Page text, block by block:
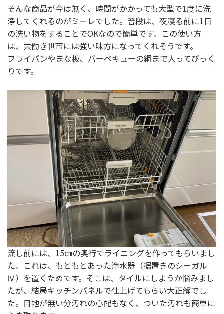
そんな商品が今は無く、時間がかかっても大型で1度に洗
浄してくれるのがミーレでした。普段は、夜寝る前に1日
の洗い物をすることでOKなので簡単です。この使い方
は、共働き世帯には強い味方になってくれそうです。
フライパンやまな板、バーベキューの網まで入ってびっく
りです。
流し前には、15㎝の奥行でライニングを作ってもらいまし
た。これは、もともとあった浄水器（据置きのシーガル
Ⅳ）を置くためです。そこは、タイルにしようか悩みまし
たが、結局キッチンパネルで仕上げてもらい大正解でし
た。目地が無い分汚れの心配もなく、ついた汚れも簡単に